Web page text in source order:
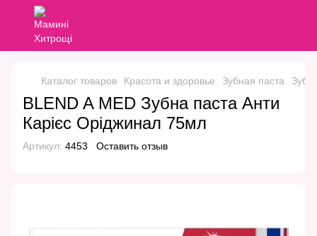
Каталог товаров Красота и здоровье Зубная паста
BLEND A MED Зубна паста Анти
Карієс Оріджинал 75мл
Артикул: 4453 Оставить отзыв